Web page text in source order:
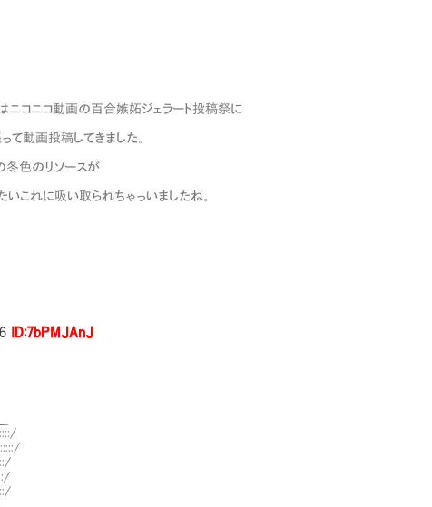
画の百合嫉妬ジェラート投稿祭に
してきました。
ソースが
っいましたね。
ID:7bPMJAnJ